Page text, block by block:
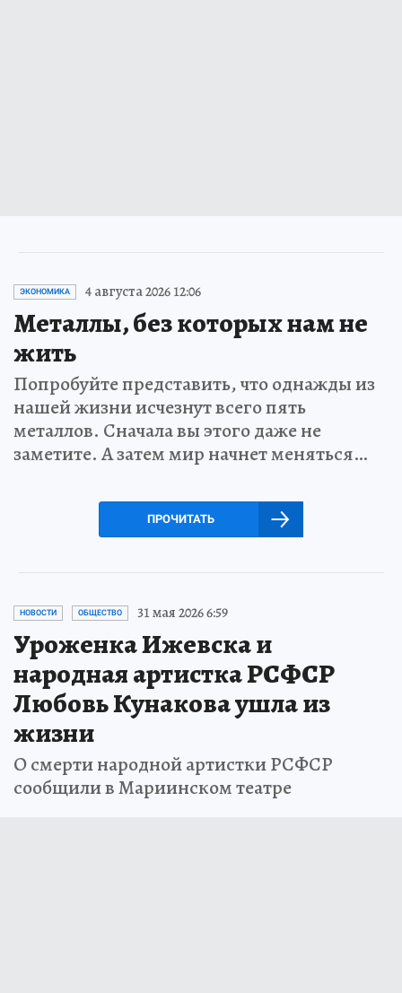
ЭКОНОМИКА 4 августа 2026 12:06
Металлы, без которых нам не
жить
Попробуйте представить, что однажды из
нашей жизни исчезнут всего пять
металлов. Сначала вы этого даже не
заметите. А затем мир начнет меняться…
ПРОЧИТАТЬ
НОВОСТИ ОБЩЕСТВО 31 мая 2026 6:59
Уроженка Ижевска и
народная артистка РСФСР
Любовь Кунакова ушла из
жизни
О смерти народной артистки РСФСР
сообщили в Мариинском театре